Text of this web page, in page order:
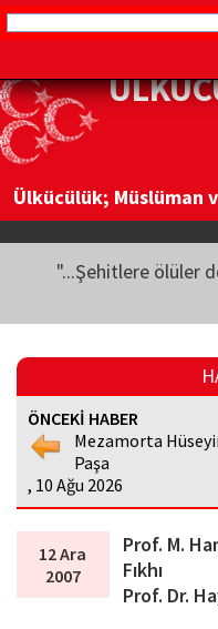
Ülkücülük; Müslüman
"...Şehitlere ölüler
ÖNCEKİ HABER
Mezamorta
Paşa
, 10 Ağu 2026
12 Ara
2007
Prof. M.
Fıkhı
Prof. Dr.